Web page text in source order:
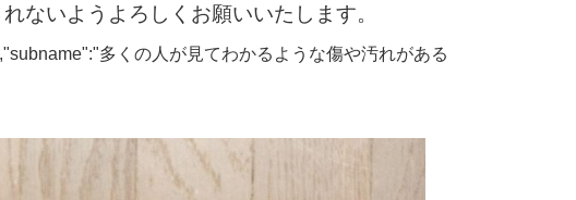
ないようよろしくお願いいたします。
多くの人が見てわかるような傷や汚れがある